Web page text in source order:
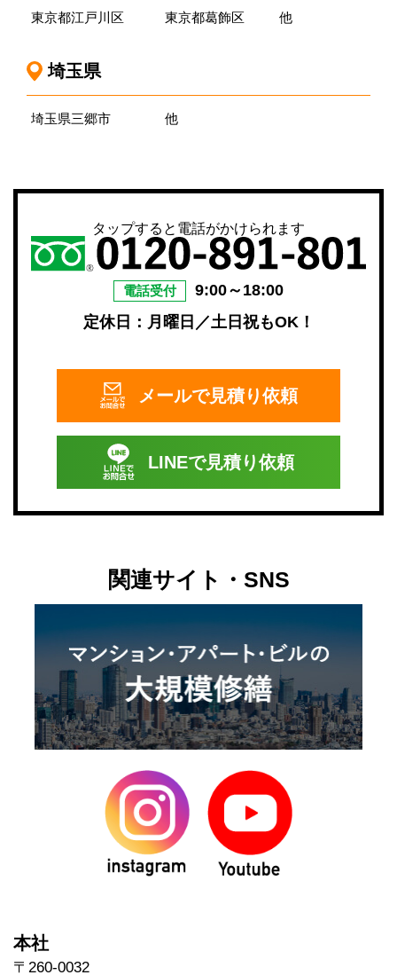
東京都江戸川区 東京都葛飾区 他
埼玉県
埼玉県三郷市 他
タップすると電話がかけられます
電話受付
9:00～18:00
定休日：月曜日／土日祝もOK！
メールで見積り依頼
LINEで見積り依頼
関連サイト・SNS
本社
〒260-0032